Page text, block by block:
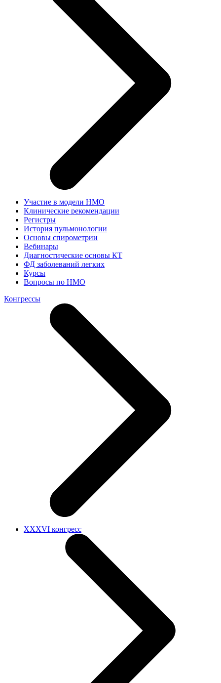
Участие в модели НМО
Клинические рекомендации
Регистры
История пульмонологии
Основы спирометрии
Вебинары
Диагностические основы КТ
ФД заболеваний легких
Курсы
Вопросы по НМО
Конгрессы
XXXVI конгресс